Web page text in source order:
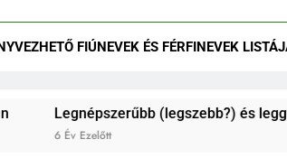
FIÚNEVEK ÉS FÉRFINEVEK
(legszebb?) és leggyakoribb